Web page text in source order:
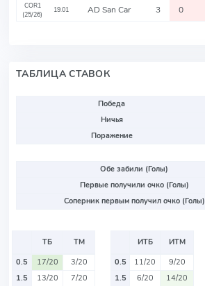
COR1
(25/26)
19.01 AD San Car 3 0
ТАБЛИЦА СТАВОК
Победа
Ничья
Поражение
Обе забили (Голы)
Первые получили очко (Голы)
Соперник первым получил очко (Голы)
ТБ
ТМ
0.5
17/20
3/20
1.5
13/20
7/20
ИТБ
ИТМ
0.5
11/20
9/20
1.5
6/20
14/20